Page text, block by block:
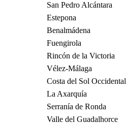
San Pedro Alcántara
Estepona
Benalmádena
Fuengirola
Rincón de la Victoria
Vélez-Málaga
Costa del Sol Occidental
La Axarquía
Serranía de Ronda
Valle del Guadalhorce